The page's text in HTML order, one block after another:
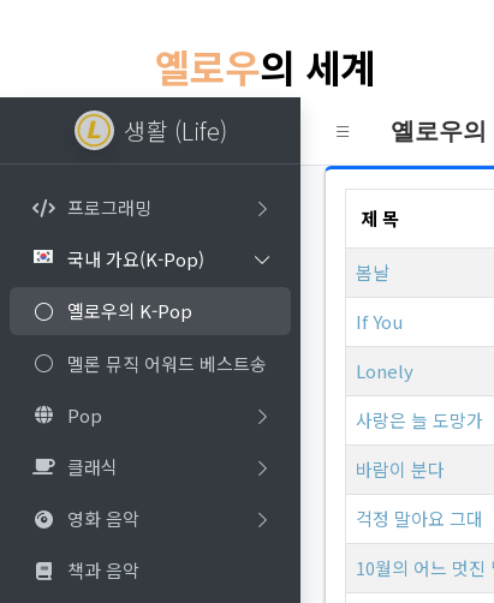
옐로우의 세계
옐로우
생활 (Life)
프로그래밍
국내 가요(K-Pop)
옐로우의 K-Pop
멜론 뮤직 어워드 베스트송
Pop
클래식
영화 음악
책과 음악
제 목
봄날
If You
Lonely
사랑은 늘 도망가
바람이 분다
걱정 말아요 그대
10월의 어느 멋진